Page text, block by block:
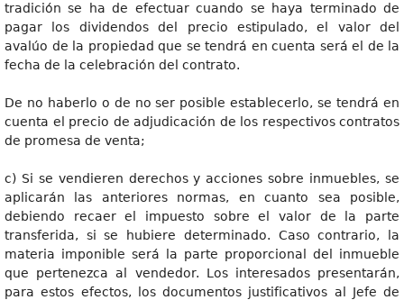
tradición se ha de efectuar cuando se haya terminado de
pagar los dividendos del precio estipulado, el valor del
avalúo de la propiedad que se tendrá en cuenta será el de la
fecha de la celebración del contrato.
De no haberlo o de no ser posible establecerlo, se tendrá en
cuenta el precio de adjudicación de los respectivos contratos
de promesa de venta;
c) Si se vendieren derechos y acciones sobre inmuebles, se
aplicarán las anteriores normas, en cuanto sea posible,
debiendo recaer el impuesto sobre el valor de la parte
transferida, si se hubiere determinado. Caso contrario, la
materia imponible será la parte proporcional del inmueble
que pertenezca al vendedor. Los interesados presentarán,
para estos efectos, los documentos justificativos al Jefe de